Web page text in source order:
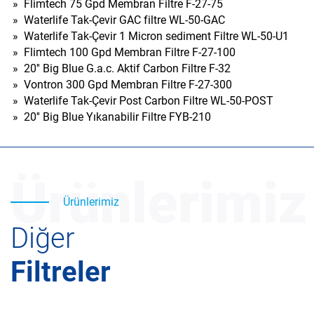
» Flimtech 75 Gpd Membran Filtre F-27-75
» Waterlife Tak-Çevir GAC filtre WL-50-GAC
» Waterlife Tak-Çevir 1 Micron sediment Filtre WL-50-U1
» Flimtech 100 Gpd Membran Filtre F-27-100
» 20'' Big Blue G.a.c. Aktif Carbon Filtre F-32
» Vontron 300 Gpd Membran Filtre F-27-300
» Waterlife Tak-Çevir Post Carbon Filtre WL-50-POST
» 20'' Big Blue Yıkanabilir Filtre FYB-210
Ürünlerimiz
Ürünlerimiz
Diğer
Filtreler